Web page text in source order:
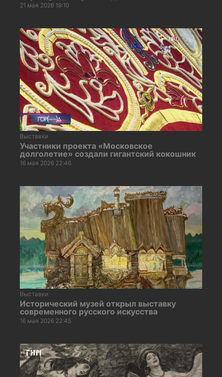
21 мая 2026 19:10
Выставки
Участники проекта «Московское
долголетие» создали гигантский кокошник
16 мая 2026 22:46
Выставки
Исторический музей открыл выставку
современного русского искусства
16 мая 2026 22:45